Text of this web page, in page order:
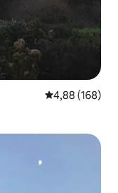
4,88 de uma
4,88 (168)